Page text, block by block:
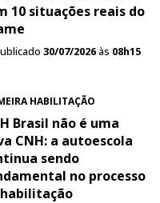
10 situações reais do
30/07/2026às 08h15
HABILITAÇÃO
Brasil não é uma
CNH: a autoescola
sendo
no processo